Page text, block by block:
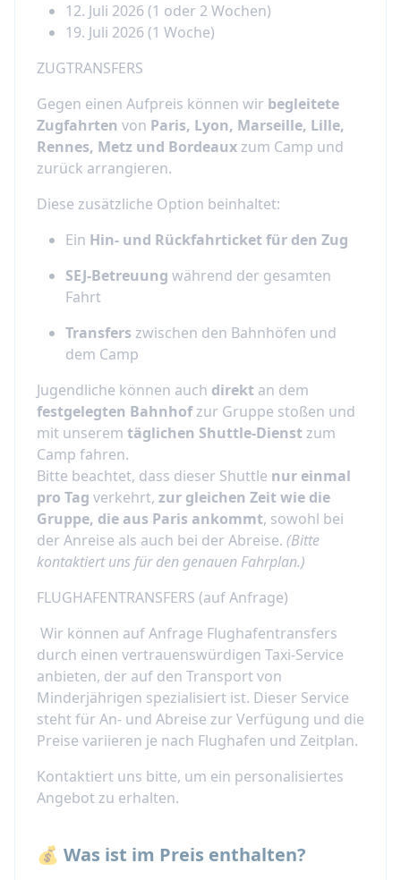
​12. Juli 2026 (1 oder 2 Wochen)
19. Juli 2026 (1 Woche)
ZUGTRANSFERS
Gegen einen Aufpreis können wir begleitete
Zugfahrten von Paris, Lyon, Marseille, Lille,
Rennes, Metz und Bordeauxzum Camp und
zurück arrangieren.
Diese zusätzliche Option beinhaltet:
Ein Hin- und Rückfahrticket für den Zug
SEJ-Betreuung während der gesamten
Fahrt
Transfers zwischen den Bahnhöfen und
dem Camp
Jugendliche können auch direkt an dem
festgelegten Bahnhofzur Gruppe stoßen und
mit unserem täglichen Shuttle-Dienstzum
Camp fahren.
Bitte beachtet, dass dieser Shuttle nur einmal
pro Tag verkehrt, zur gleichen Zeit wie die
Gruppe, die aus Paris ankommt, sowohl bei
der Anreise als auch bei der Abreise. (Bitte
kontaktiert uns für den genauen Fahrplan.)
FLUGHAFENTRANSFERS (auf Anfrage)
Wir können auf Anfrage Flughafentransfers
durch einen vertrauenswürdigen Taxi-Service
anbieten, der auf den Transport von
Minderjährigen spezialisiert ist. Dieser Service
steht für An- und Abreise zur Verfügung und die
Preise variieren je nach Flughafen und Zeitplan.
Kontaktiert uns bitte, um ein personalisiertes
Angebot zu erhalten.
💰 Was ist im Preis enthalten?